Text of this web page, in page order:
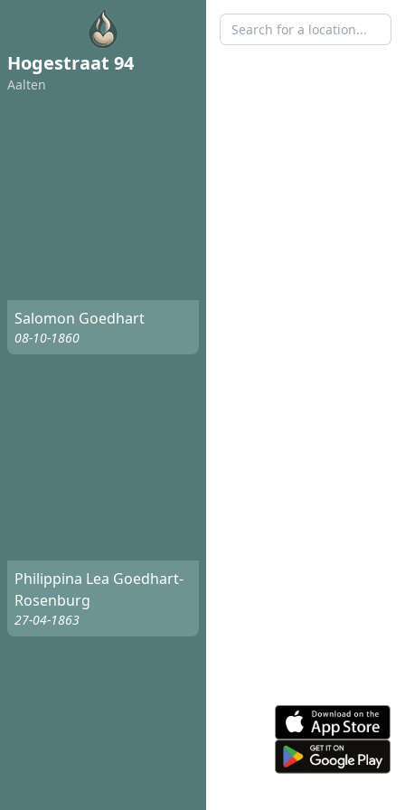
Hogestraat 94
Aalten
Salomon Goedhart
08-10-1860
Philippina Lea Goedhart-
Rosenburg
27-04-1863